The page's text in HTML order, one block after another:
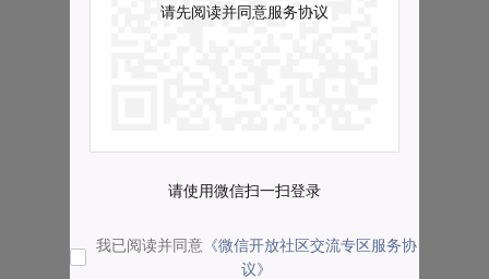
请先阅读并同意服务协议
请使用微信扫一扫登录
我已阅读并同意 《微信开放社区交流专区服务协
议》